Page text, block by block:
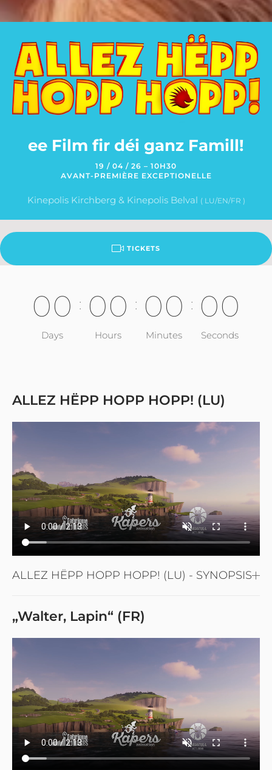
ee Film fir déi ganz Famill!
19 / 04 / 26 – 10H30
AVANT-PREMIÈRE EXCEPTIONELLE
Kinepolis Kirchberg & Kinepolis Belval ( LU/EN/FR )
TICKETS
00
Days
: 00
Hours
: 00
Minutes
: 00
Seconds
ALLEZ HËPP HOPP HOPP! (LU)
ALLEZ HËPP HOPP HOPP! (LU) - SYNOPSIS
„Walter, Lapin“ (FR)